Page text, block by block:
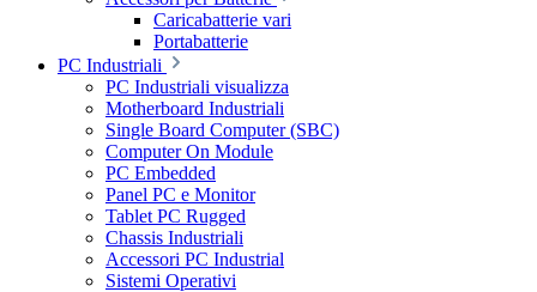
Caricabatterie vari
Portabatterie
PC Industriali
PC Industriali visualizza
Motherboard Industriali
Single Board Computer (SBC)
Computer On Module
PC Embedded
Panel PC e Monitor
Tablet PC Rugged
Chassis Industriali
Accessori PC Industrial
Sistemi Operativi